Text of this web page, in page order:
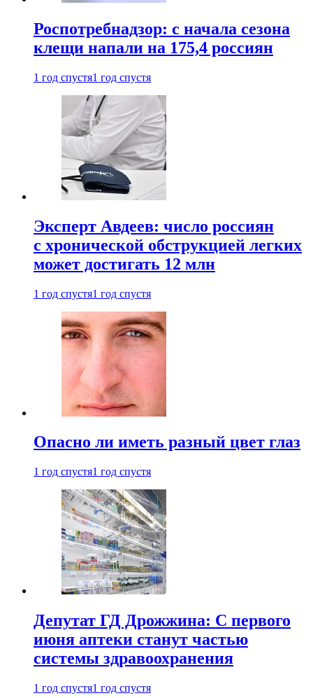
Роспотребнадзор: с начала сезона
клещи напали на 175,4 россиян
1 год спустя1 год спустя
Эксперт Авдеев: число россиян
с хронической обструкцией легких
может достигать 12 млн
1 год спустя1 год спустя
Опасно ли иметь разный цвет глаз
1 год спустя1 год спустя
Депутат ГД Дрожжина: С первого
июня аптеки станут частью
системы здравоохранения
1 год спустя1 год спустя